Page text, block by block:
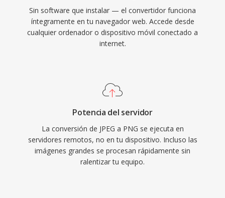
Sin software que instalar — el convertidor funciona
íntegramente en tu navegador web. Accede desde
cualquier ordenador o dispositivo móvil conectado a
internet.
Potencia del servidor
La conversión de JPEG a PNG se ejecuta en
servidores remotos, no en tu dispositivo. Incluso las
imágenes grandes se procesan rápidamente sin
ralentizar tu equipo.